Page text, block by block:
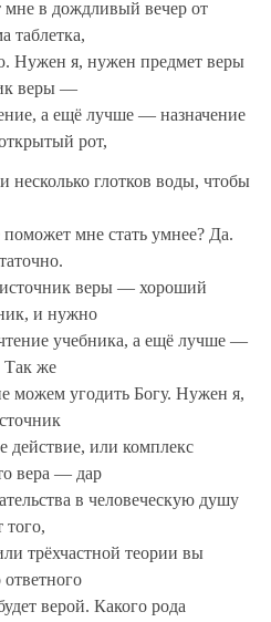
в дождливый вечер от
таблетка,
Нужен я, нужен предмет веры
веры —
а ещё лучше — назначение
рот,
несколько глотков воды, чтобы
мне стать умнее? Да.
веры — хороший
и нужно
учебника, а ещё лучше —
Так же
можем угодить Богу. Нужен я,
действие, или комплекс
вера — дар
в человеческую душу
того,
трёхчастной теории вы
ответного
верой. Какого рода